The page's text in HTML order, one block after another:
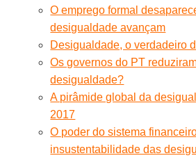
O emprego formal
desigualdade avançam
Desigualdade, o verdadeiro
Os governos do PT
desigualdade?
A pirâmide global da
2017
O poder do sistema
insustentabilidade das